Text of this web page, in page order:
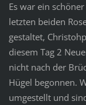
Es war ein
letzten beiden
gestaltet,
diesem Tag 2
nicht nach der
Hügel begonnen.
umgestellt und